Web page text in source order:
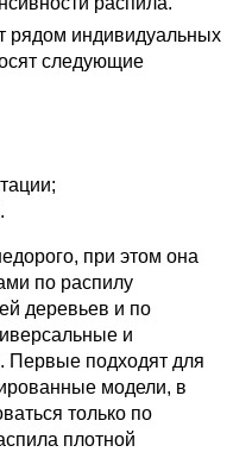
рядом индивидуальных
следующие
при этом она
по распилу
деревьев и по
и
Первые подходят для
модели, в
только по
плотной